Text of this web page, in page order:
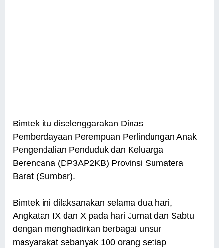
Bimtek itu diselenggarakan Dinas
Pemberdayaan Perempuan Perlindungan Anak
Pengendalian Penduduk dan Keluarga
Berencana (DP3AP2KB) Provinsi Sumatera
Barat (Sumbar).
Bimtek ini dilaksanakan selama dua hari,
Angkatan IX dan X pada hari Jumat dan Sabtu
dengan menghadirkan berbagai unsur
masyarakat sebanyak 100 orang setiap